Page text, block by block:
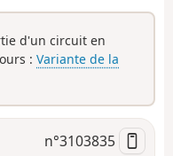
d'un circuit en
:Variante de la
n°3103835